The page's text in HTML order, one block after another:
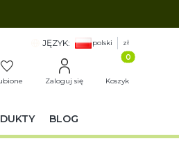
JĘZYK: polski zł
Zaloguj się
Produkty w
Koszyk
BLOG